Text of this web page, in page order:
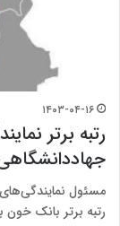
۱۴۰۳-۰۴-۱۶
رتبه برتر
مسئول
رتبه برتر بانک خون